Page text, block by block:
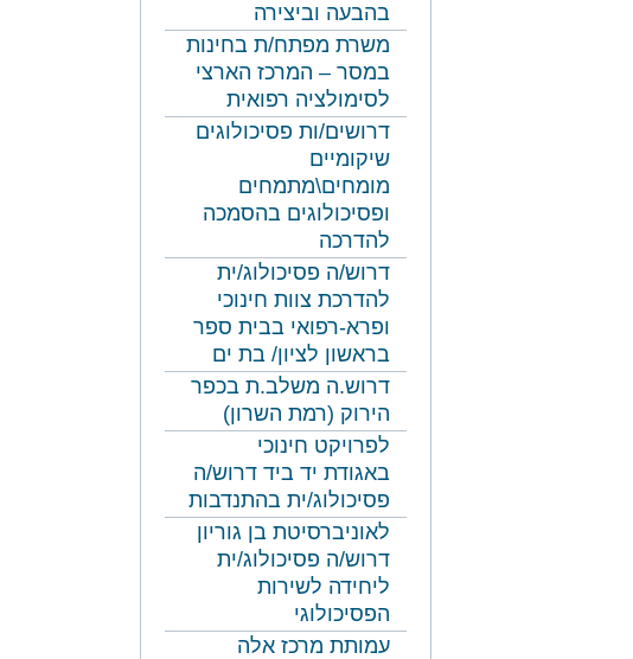
בהבעה וביצירה
משרת מפתח/ת בחינות
במסר – המרכז הארצי
לסימולציה רפואית
דרושים/ות פסיכולוגים
שיקומיים
מומחים\מתמחים
ופסיכולוגים בהסמכה
להדרכה
דרוש/ה פסיכולוג/ית
להדרכת צוות חינוכי
ופרא-רפואי בבית ספר
בראשון לציון/ בת ים
דרוש.ה משלב.ת בכפר
הירוק (רמת השרון)
לפרויקט חינוכי
באגודת יד ביד דרוש/ה
פסיכולוג/ית בהתנדבות
לאוניברסיטת בן גוריון
דרוש/ה פסיכולוג/ית
ליחידה לשירות
הפסיכולוגי
עמותת מרכז אלה